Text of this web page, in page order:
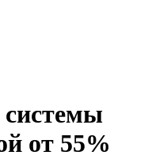
системы
от 55%